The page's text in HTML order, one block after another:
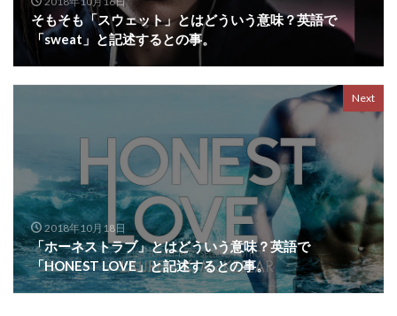
そもそも「スウェット」とはどういう意味？英語で
「sweat」と記述するとの事。
Next
2018年10月18日
「ホーネストラブ」とはどういう意味？英語で
「HONEST LOVE」と記述するとの事。